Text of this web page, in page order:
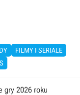
FILMY I SERIALE
gry 2026 roku